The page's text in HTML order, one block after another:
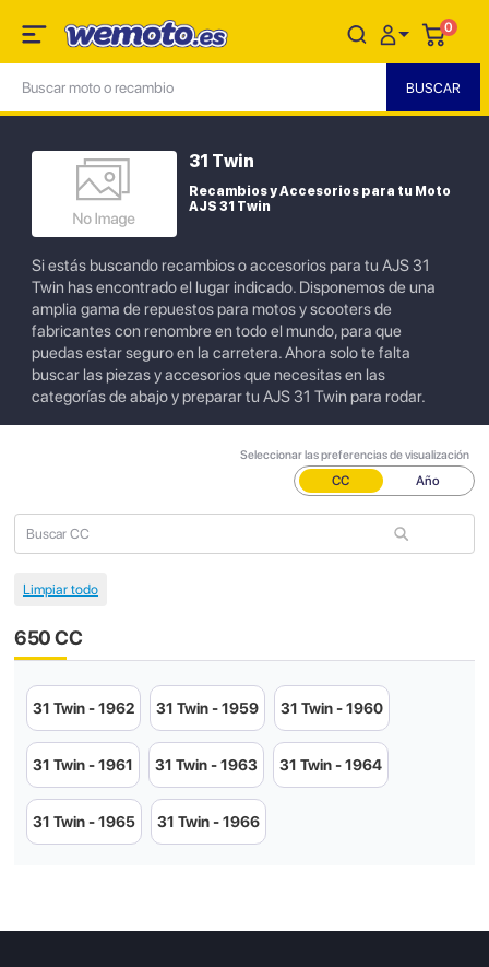
0
31 Twin
Recambios y Accesorios para tu Moto
AJS 31 Twin
Si estás buscando recambios o accesorios para tu AJS 31
Twin has encontrado el lugar indicado. Disponemos de una
amplia gama de repuestos para motos y scooters de
fabricantes con renombre en todo el mundo, para que
puedas estar seguro en la carretera. Ahora solo te falta
buscar las piezas y accesorios que necesitas en las
categorías de abajo y preparar tu AJS 31 Twin para rodar.
Seleccionar las preferencias de visualización
CC Año
650 CC
31 Twin - 1962 31 Twin - 1959 31 Twin - 1960
31 Twin - 1961 31 Twin - 1963 31 Twin - 1964
31 Twin - 1965 31 Twin - 1966